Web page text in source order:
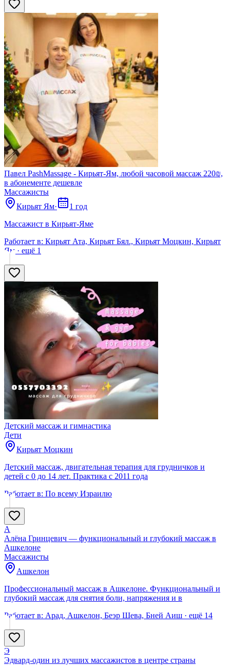
Павел PashMassage - Кирьят-Ям, любой часовой массаж 220₪,
в абонементе дешевле
Массажисты
Кирьят Ям·
1 год
Массажист в Кирьят-Яме
Работает в: Кирьят Ата, Кирьят Бял., Кирьят Моцкин, Кирьят
Ям · ещё 1
Детский массаж и гимнастика
Дети
Кирьят Моцкин
Детский массаж, двигательная терапия для грудничков и
детей с 0 до 14 лет. Практика с 2011 года
Работает в: По всему Израилю
А
Алёна Гринцевич — функциональный и глубокий массаж в
Ашкелоне
Массажисты
Ашкелон
Профессиональный массаж в Ашкелоне. Функциональный и
глубокий массаж для снятия боли, напряжения и в
Работает в: Арад, Ашкелон, Беэр Шева, Бней Аиш · ещё 14
Э
Эдвард-один из лучших массажистов в центре страны